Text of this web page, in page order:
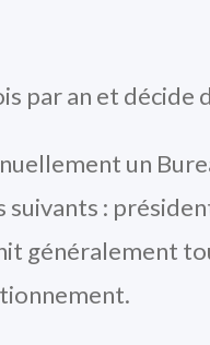
par an et
un
suivants :
généralement